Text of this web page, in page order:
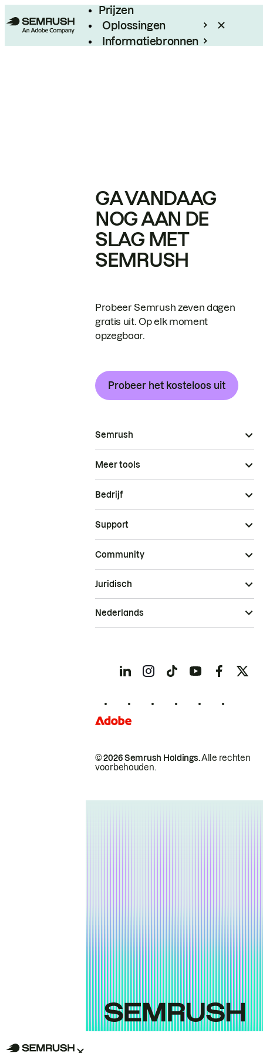
Prijzen
Oplossingen
Informatiebronnen
GA VANDAAG
NOG AAN DE
SLAG MET
SEMRUSH
Probeer Semrush zeven dagen
gratis uit. Op elk moment
opzegbaar.
Probeer het kosteloos uit
Semrush
Meer tools
Bedrijf
Support
Community
© 2026 Semrush Holdings.Alle rechten
voorbehouden.
Juridisch
Nederlands